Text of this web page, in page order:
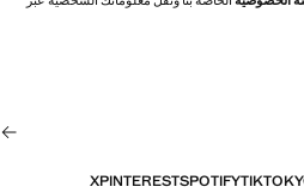
TIKTOK
SPOTIFY
PINTEREST
X